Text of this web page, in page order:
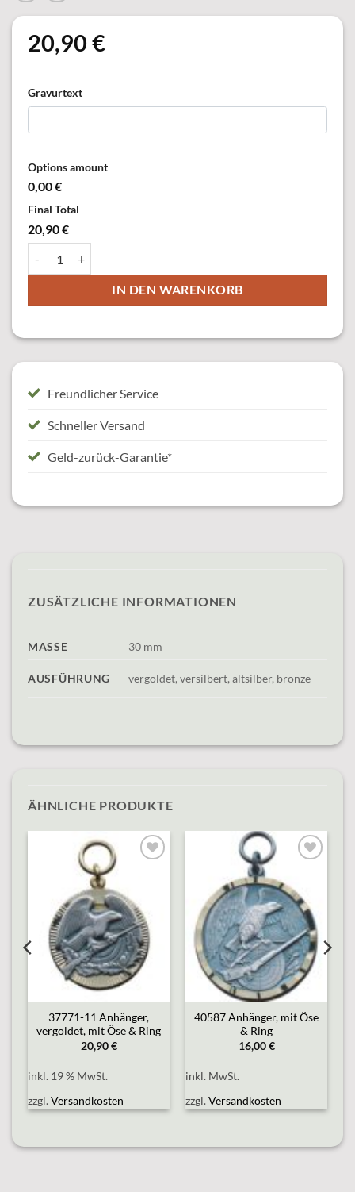
20,90 €
Gravurtext
Options amount
0,00 €
Final Total
20,90 €
IN DEN WARENKORB
Freundlicher Service
Schneller Versand
Geld-zurück-Garantie*
ZUSÄTZLICHE INFORMATIONEN
MASSE 30 mm
AUSFÜHRUNG vergoldet, versilbert, altsilber, bronze
ÄHNLICHE PRODUKTE
37771-11 Anhänger,
vergoldet, mit Öse & Ring
20,90€
inkl. 19 % MwSt.
zzgl.Versandkosten
40587 Anhänger, mit Öse
& Ring
16,00€
inkl. MwSt.
zzgl.Versandkosten